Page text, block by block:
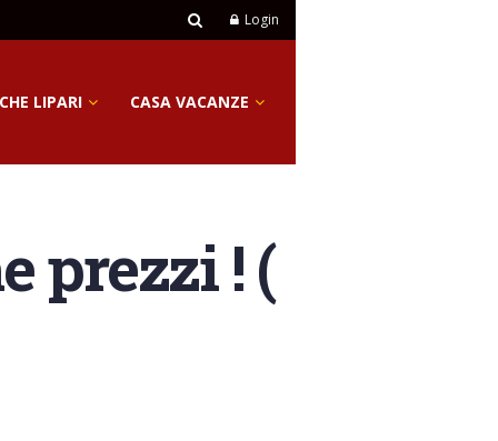
Login
LIPARI CASA VACANZE
prezzi ! (